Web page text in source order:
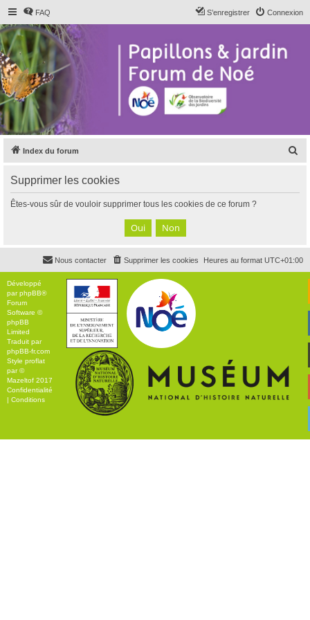
FAQ Connexion
S’enregistrer
Index du forum
c
Supprimer les cookies
Êtes-vous sûr de vouloir supprimer tous les cookies de ce forum ?
Heures au format UTC+01:00
Supprimer les cookies
Nous contacter
Développé
parphpBB®
Forum
Software ©
phpBB
Limited
Traduit par
phpBB-fr.com
Style proflat
par ©
Mazeltof 2017
Confidentialité
| Conditions